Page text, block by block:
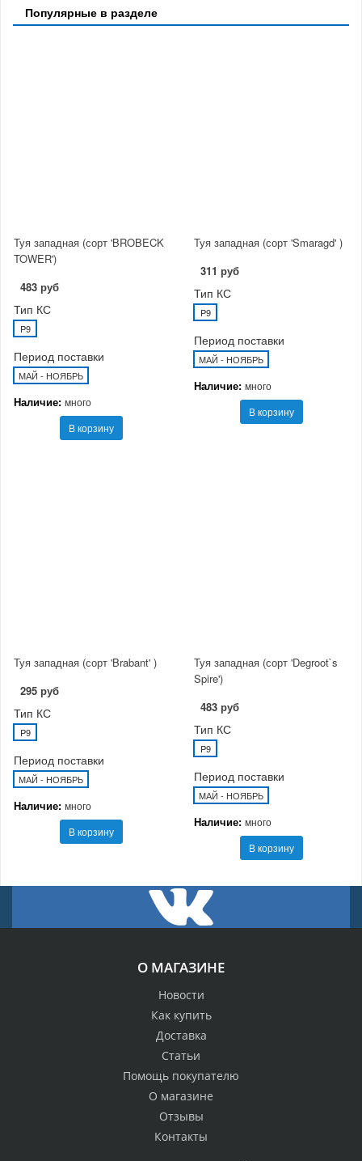
Популярные в разделе
Туя западная (сорт 'BROBECK
TOWER')
483 руб
Тип КС
P9
Период поставки
МАЙ - НОЯБРЬ
Наличие: много
В корзину
Туя западная (сорт 'Smaragd' )
311 руб
Тип КС
P9
Период поставки
МАЙ - НОЯБРЬ
Наличие: много
В корзину
Туя западная (сорт 'Brabant' )
295 руб
Тип КС
P9
Период поставки
МАЙ - НОЯБРЬ
Наличие: много
В корзину
Туя западная (сорт 'Degroot`s
Spire')
483 руб
Тип КС
P9
Период поставки
МАЙ - НОЯБРЬ
Наличие: много
В корзину
О МАГАЗИНЕ
Новости
Как купить
Доставка
Статьи
Помощь покупателю
О магазине
Отзывы
Контакты